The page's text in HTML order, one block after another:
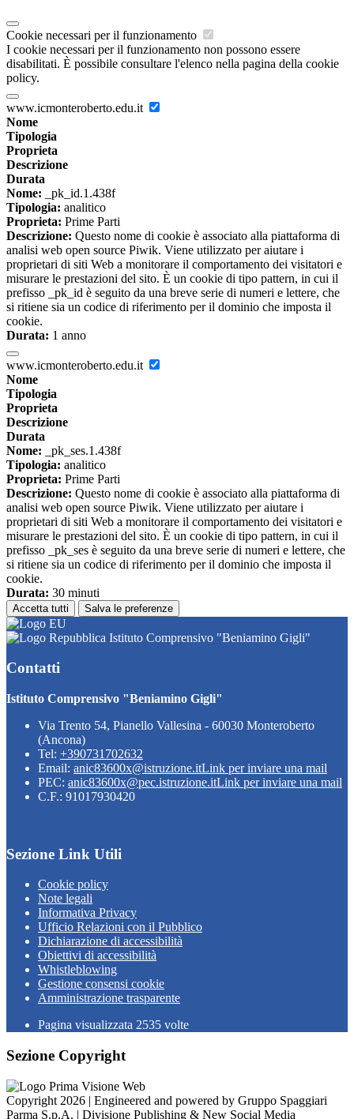
Cookie necessari per il funzionamento
I cookie necessari per il funzionamento non possono essere
disabilitati. È possibile consultare l'elenco nella pagina della cookie
policy.
www.icmonteroberto.edu.it
Nome
Tipologia
Proprieta
Descrizione
Durata
Nome: _pk_id.1.438f
Tipologia: analitico
Proprieta: Prime Parti
Descrizione: Questo nome di cookie è associato alla piattaforma di
analisi web open source Piwik. Viene utilizzato per aiutare i
proprietari di siti Web a monitorare il comportamento dei visitatori e
misurare le prestazioni del sito. È un cookie di tipo pattern, in cui il
prefisso _pk_id è seguito da una breve serie di numeri e lettere, che
si ritiene sia un codice di riferimento per il dominio che imposta il
cookie.
Durata: 1 anno
www.icmonteroberto.edu.it
Nome
Tipologia
Proprieta
Descrizione
Durata
Nome: _pk_ses.1.438f
Tipologia: analitico
Proprieta: Prime Parti
Descrizione: Questo nome di cookie è associato alla piattaforma di
analisi web open source Piwik. Viene utilizzato per aiutare i
proprietari di siti Web a monitorare il comportamento dei visitatori e
misurare le prestazioni del sito. È un cookie di tipo pattern, in cui il
prefisso _pk_ses è seguito da una breve serie di numeri e lettere, che
si ritiene sia un codice di riferimento per il dominio che imposta il
cookie.
Durata: 30 minuti
Accetta tutti Salva le preferenze
Istituto Comprensivo "Beniamino Gigli"
Contatti
Istituto Comprensivo "Beniamino Gigli"
Via Trento 54, Pianello Vallesina - 60030 Monteroberto
(Ancona)
Tel: +390731702632
Email: anic83600x@istruzione.itLink per inviare una mail
PEC: anic83600x@pec.istruzione.itLink per inviare una mail
C.F.: 91017930420
Sezione Link Utili
Cookie policy
Note legali
Informativa Privacy
Ufficio Relazioni con il Pubblico
Dichiarazione di accessibilità
Obiettivi di accessibilità
Whistleblowing
Gestione consensi cookie
Amministrazione trasparente
Pagina visualizzata 2535 volte
Sezione Copyright
Copyright 2026 | Engineered and powered by Gruppo Spaggiari
Parma S.p.A. | Divisione Publishing & New Social Media